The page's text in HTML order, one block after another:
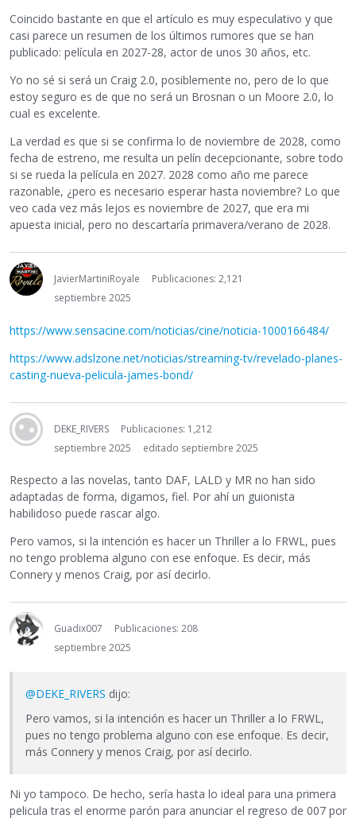
Coincido bastante en que el artículo es muy especulativo y que
casi parece un resumen de los últimos rumores que se han
publicado: película en 2027-28, actor de unos 30 años, etc.
Yo no sé si será un Craig 2.0, posiblemente no, pero de lo que
estoy seguro es de que no será un Brosnan o un Moore 2.0, lo
cual es excelente.
La verdad es que si se confirma lo de noviembre de 2028, como
fecha de estreno, me resulta un pelín decepcionante, sobre todo
si se rueda la película en 2027. 2028 como año me parece
razonable, ¿pero es necesario esperar hasta noviembre? Lo que
veo cada vez más lejos es noviembre de 2027, que era mi
apuesta inicial, pero no descartaría primavera/verano de 2028.
JavierMartiniRoyale
Publicaciones: 2,121
septiembre 2025
https://www.sensacine.com/noticias/cine/noticia-1000166484/
https://www.adslzone.net/noticias/streaming-tv/revelado-planes-
casting-nueva-pelicula-james-bond/
DEKE_RIVERS
Publicaciones: 1,212
septiembre 2025
editado septiembre 2025
Respecto a las novelas, tanto DAF, LALD y MR no han sido
adaptadas de forma, digamos, fiel. Por ahí un guionista
habilidoso puede rascar algo.
Pero vamos, si la intención es hacer un Thriller a lo FRWL, pues
no tengo problema alguno con ese enfoque. Es decir, más
Connery y menos Craig, por así decirlo.
Guadix007
Publicaciones: 208
septiembre 2025
@DEKE_RIVERS dijo:
Pero vamos, si la intención es hacer un Thriller a lo FRWL,
pues no tengo problema alguno con ese enfoque. Es decir,
más Connery y menos Craig, por así decirlo.
Ni yo tampoco. De hecho, sería hasta lo ideal para una primera
pelicula tras el enorme parón para anunciar el regreso de 007 por